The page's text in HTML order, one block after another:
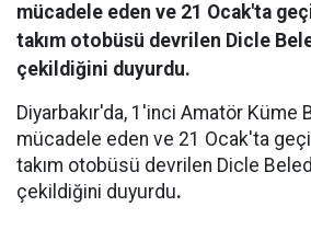
mücadele eden ve 21 Ocak'ta
takım otobüsü devrilen Dicle
çekildiğini duyurdu.
Diyarbakır'da, 1'inci Amatör Küme
mücadele eden ve 21 Ocak'ta
takım otobüsü devrilen Dicle
çekildiğini duyurdu.